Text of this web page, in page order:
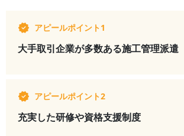
アピールポイント1
大手取引企業が多数ある施工管理派遣
アピールポイント2
充実した研修や資格支援制度